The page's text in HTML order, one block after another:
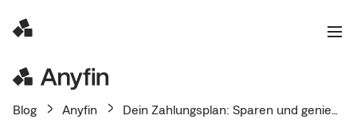
Blog Anyfin Dein Zahlungsplan: Sparen und genießen